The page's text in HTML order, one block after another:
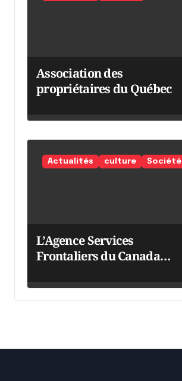
Association des
propriétaires du Québec
Actualités culture Société
L’Agence Services
Frontaliers du Canada